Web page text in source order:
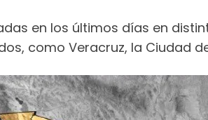
en los últimos días en
como Veracruz, la Ciudad